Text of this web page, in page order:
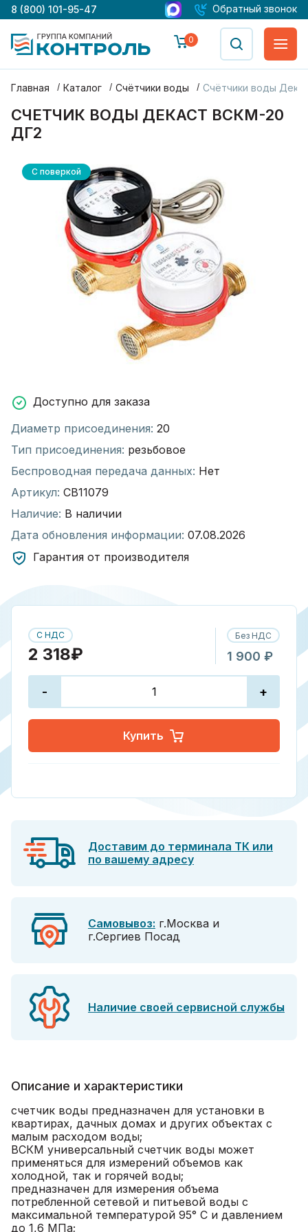
8 (800) 101-95-47 Обратный звонок
0
Главная Каталог Счётчики воды Счётчики воды
СЧЕТЧИК ВОДЫ ДЕКАСТ ВСКМ-20
ДГ2
С поверкой
Доступно для заказа
Диаметр присоединения: 20
Тип присоединения: резьбовое
Беспроводная передача данных: Нет
Артикул: СВ11079
Наличие: В наличии
Дата обновления информации: 07.08.2026
Гарантия от производителя
С НДС
2 318₽
Без НДС
1 900 ₽
- +
Купить
Доставим до терминала ТК или
по вашему адресу
Самовывоз: г.Москва и
г.Сергиев Посад
Наличие своей сервисной службы
Описание и характеристики
счетчик воды предназначен для установки в
квартирах, дачных домах и других объектах с
малым расходом воды;
ВСКМ универсальный счетчик воды может
применяться для измерений объемов как
холодной, так и горячей воды;
предназначен для измерения объема
потребленной сетевой и питьевой воды с
максимальной температурой 95° C и давлением
до 1,6 МПа;